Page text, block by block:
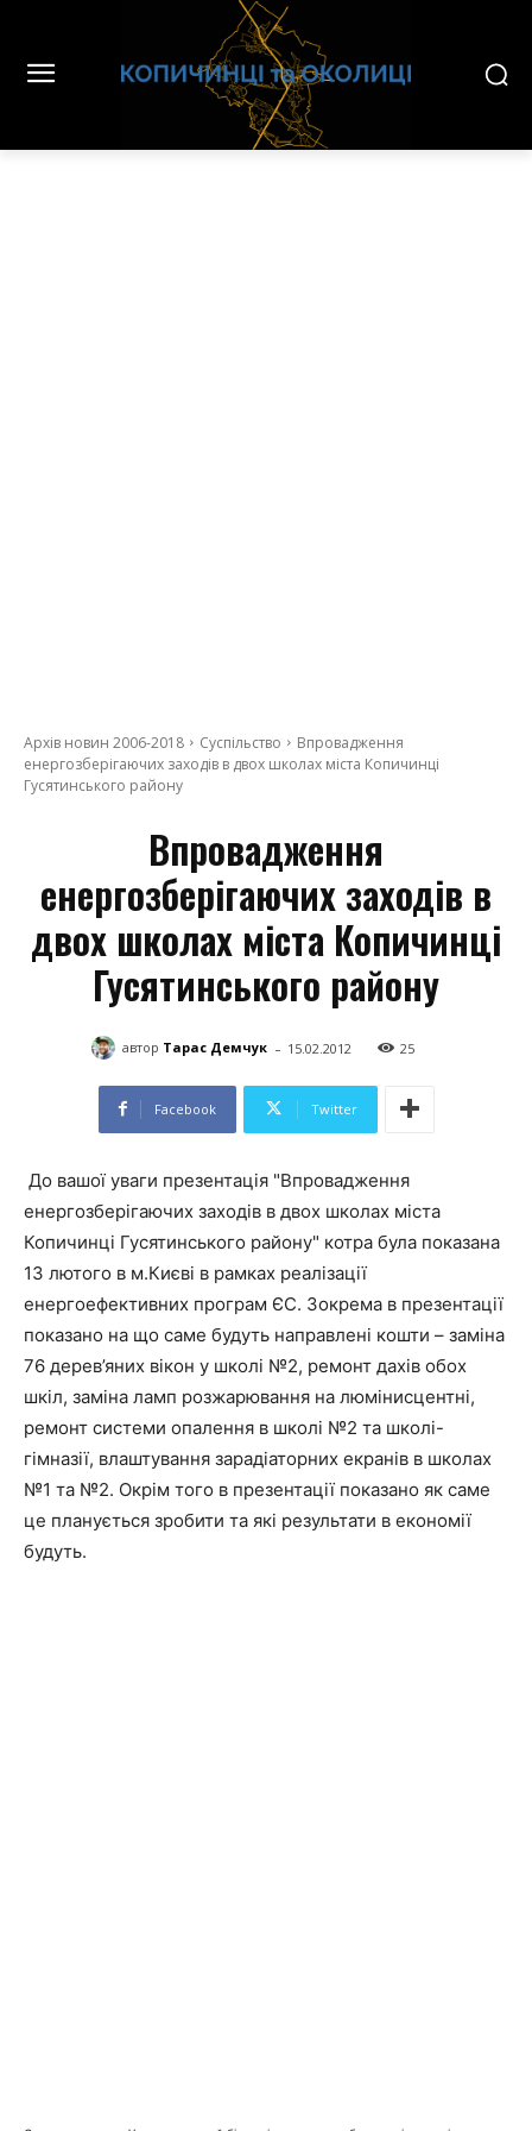
Архів новин 2006-2018 Суспільство
Впровадження
енергозберігаючих заходів в двох школах міста Копичинці
Гусятинського району
Впровадження
енергозберігаючих заходів в
двох школах міста Копичинці
Гусятинського району
автор Тарас Демчук - 15.02.2012 25
Facebook Twitter
До вашої уваги презентація "Впровадження
енергозберігаючих заходів в двох школах міста
Копичинці Гусятинського району" котра була показана
13 лютого в м.Києві в рамках реалізації
енергоефективних програм ЄС. Зокрема в презентації
показано на що саме будуть направлені кошти – заміна
76 дерев’яних вікон у школі №2, ремонт дахів обох
шкіл, заміна ламп розжарювання на люмінисцентні,
ремонт системи опалення в школі №2 та школі-
гімназії, влаштування зарадіаторних екранів в школах
№1 та №2. Окрім того в презентації показано як саме
це планується зробити та які результати в економії
будуть.